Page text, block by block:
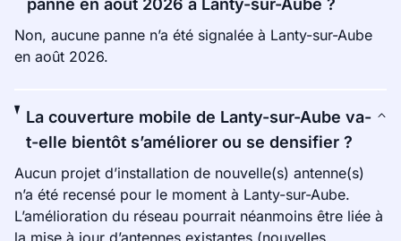
panne en août 2026 à Lanty-sur-Aube ?
Non, aucune panne n’a été signalée à Lanty-sur-Aube
en août 2026.
La couverture mobile de Lanty-sur-Aube va-
t-elle bientôt s’améliorer ou se densifier ?
Aucun projet d’installation de nouvelle(s) antenne(s)
n’a été recensé pour le moment à Lanty-sur-Aube.
L’amélioration du réseau pourrait néanmoins être liée à
la mise à jour d’antennes existantes (nouvelles